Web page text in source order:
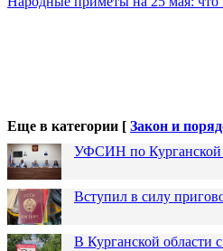
Еще в категории [ Закон и
УФСИН по Курганской
Вступил в силу
В Курганской области